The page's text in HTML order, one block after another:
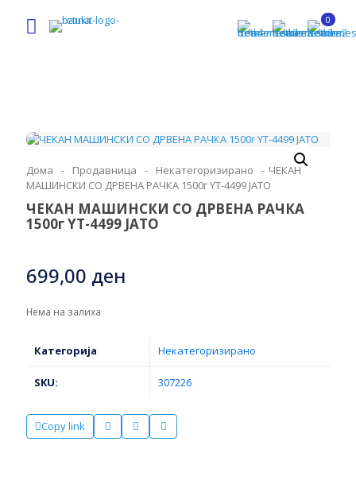
0
Дома - Продавница - Некатегоризирано - ЧЕКАН
МАШИНСКИ СО ДРВЕНА РАЧКА 1500г YT-4499 ЈАТО
ЧЕКАН МАШИНСКИ СО ДРВЕНА РАЧКА
1500г YT-4499 ЈАТО
699,00 ден
Нема на залиха
Категорија Некатегоризирано
SKU: 307226
Copy link